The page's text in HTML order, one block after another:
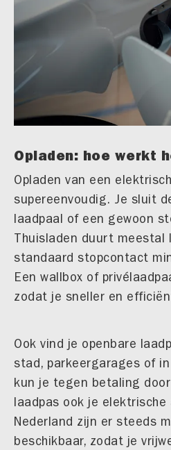
Opladen: hoe werkt
Opladen van een
supereenvoudig. Je sluit
laadpaal of een gewoon
Thuisladen duurt meestal
standaard stopcontact
Een wallbox of
zodat je sneller en
Ook vind je openbare
stad, parkeergarages of
kun je tegen betaling
laadpas ook je
Nederland zijn er steeds
beschikbaar, zodat je